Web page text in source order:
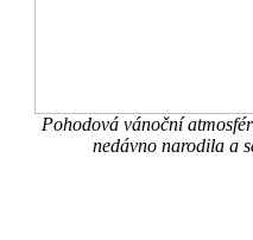
Pohodová vánoční
nedávno narodila a